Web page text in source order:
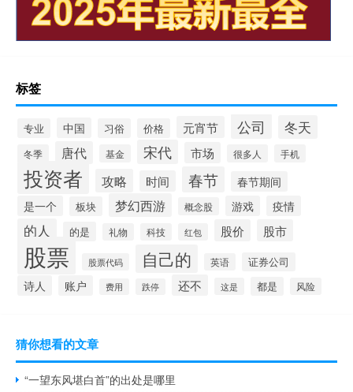
标签
专业 中国 习俗 价格 元宵节 公司 冬天
冬季 唐代 基金 宋代 市场 很多人 手机
投资者 攻略 时间 春节
春节期间
是一个
板块 梦幻西游 概念股 游戏 疫情
的人 的是 礼物 科技 红包 股价 股市
股票 股票代码 自己的 英语 证券公司
诗人 账户 费用 跌停 还不 这是 都是 风险
猜你想看的文章
“一望东风堪白首”的出处是哪里